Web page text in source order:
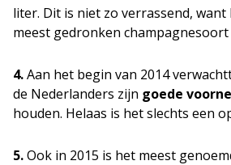
liter. Dit is niet zo verrassend, want
meest gedronken
4.Aan het begin van 2014
de Nederlanders zijn goede
houden. Helaas is het slechts een
5.Ook in 2015 is het meest